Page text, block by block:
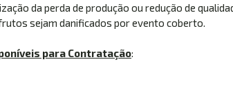
da perda de produção ou redução de
sejam danificados por evento coberto.
para Contratação: